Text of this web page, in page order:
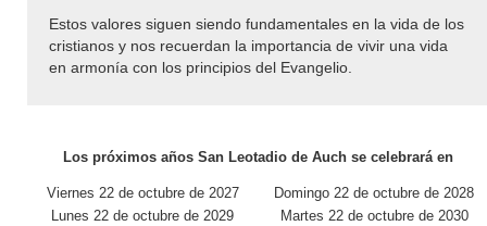
Estos valores siguen siendo fundamentales en la vida de los
cristianos y nos recuerdan la importancia de vivir una vida
en armonía con los principios del Evangelio.
Los próximos años San Leotadio de Auch se celebrará en
Viernes 22 de octubre de 2027
Domingo 22 de octubre de 2028
Lunes 22 de octubre de 2029
Martes 22 de octubre de 2030